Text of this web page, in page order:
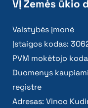
VĮ Žemės ūkio
Valstybės įmonė
Įstaigos kodas:
PVM mokėtojo
Duomenys
registre
Adresas: Vinco